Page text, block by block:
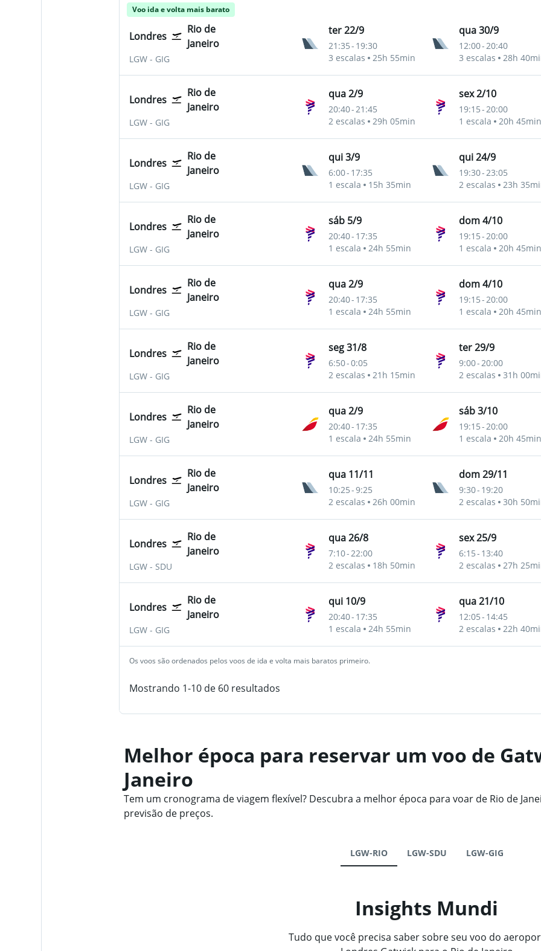
Voo ida e volta mais barato
Londres
Rio de
Janeiro
LGW- GIG
ter 22/9
21:35- 19:30
3 escalas
25h 55min
qua 30/9
12:00-20:40
3 escalas
28h
Londres
Rio de
Janeiro
LGW- GIG
qua 2/9
20:40-21:45
2 escalas
29h 05min
sex 2/10
19:15-20:00
1 escala
20h 45min
Londres
Rio de
Janeiro
LGW- GIG
qui 3/9
6:00- 17:35
1 escala
15h 35min
qui 24/9
19:30-23:05
2 escalas
23h
Londres
Rio de
Janeiro
LGW- GIG
sáb 5/9
20:40- 17:35
1 escala
24h 55min
dom 4/10
19:15-20:00
1 escala
20h 45min
Londres
Rio de
Janeiro
LGW- GIG
qua 2/9
20:40- 17:35
1 escala
24h 55min
dom 4/10
19:15-20:00
1 escala
20h 45min
Londres
Rio de
Janeiro
LGW- GIG
seg 31/8
6:50-0:05
2 escalas
21h 15min
ter 29/9
9:00-20:00
2 escalas
31h
Londres
Rio de
Janeiro
LGW- GIG
qua 2/9
20:40- 17:35
1 escala
24h 55min
sáb 3/10
19:15-20:00
1 escala
20h 45min
Londres
Rio de
Janeiro
LGW- GIG
qua 11/11
10:25-9:25
2 escalas
26h 00min
dom 29/11
9:30- 19:20
2 escalas
30h
Londres
Rio de
Janeiro
LGW- SDU
qua 26/8
7:10-22:00
2 escalas
18h 50min
sex 25/9
6:15- 13:40
2 escalas
27h
Londres
Rio de
Janeiro
LGW- GIG
qui 10/9
20:40- 17:35
1 escala
24h 55min
qua 21/10
12:05- 14:45
2 escalas
22h
Os voos são ordenados pelos voos de ida e volta mais baratos primeiro.
Mostrando 1-10 de 60 resultados
Melhor época para reservar um voo de
Janeiro
Tem um cronograma de viagem flexível? Descubra a melhor época para voar de Rio de
previsão de preços.
LGW-RIO LGW-SDU LGW-GIG
Insights Mundi
Tudo que você precisa saber sobre seu voo do